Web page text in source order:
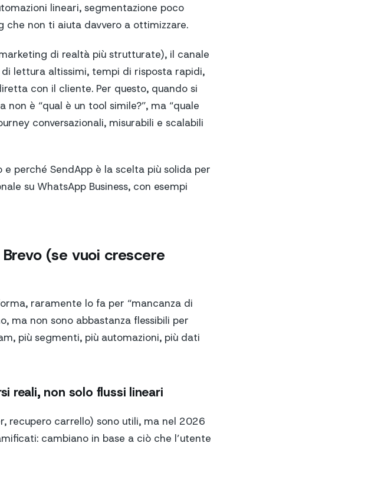
lineari, segmentazione poco
che non ti aiuta davvero a ottimizzare.
di realtà più strutturate), il canale
lettura altissimi, tempi di risposta rapidi,
con il cliente. Per questo, quando si
è “qual è un tool simile?”, ma “quale
conversazionali, misurabili e scalabili
perché SendApp è la scelta più solida per
su WhatsApp Business, con esempi
(se vuoi crescere
raramente lo fa per “mancanza di
ma non sono abbastanza flessibili per
più segmenti, più automazioni, più dati
reali, non solo flussi lineari
recupero carrello) sono utili, ma nel 2026
cambiano in base a ciò che l’utente